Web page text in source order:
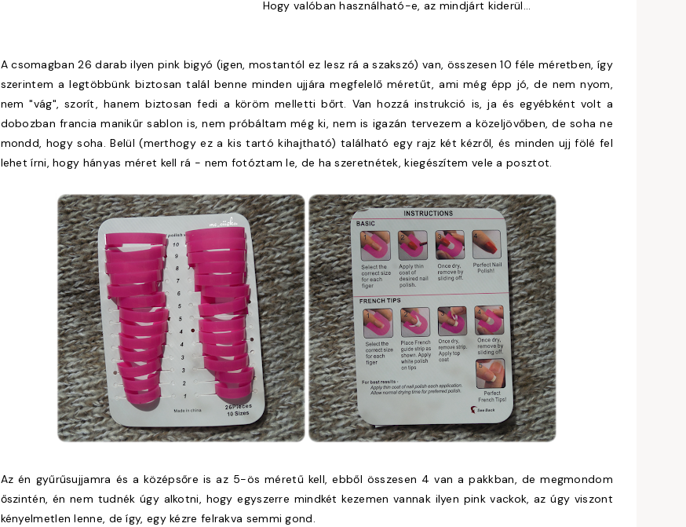
Hogy valóban használható-e, az mindjárt kiderül...
A csomagban 26 darab ilyen pink bigyó (igen, mostantól ez lesz rá a szakszó) van, összesen 10 féle méretben, így
szerintem a legtöbbünk biztosan talál benne minden ujjára megfelelő méretűt, ami még épp jó, de nem nyom,
nem "vág", szorít, hanem biztosan fedi a köröm melletti bőrt. Van hozzá instrukció is, ja és egyébként volt a
dobozban francia manikűr sablon is, nem próbáltam még ki, nem is igazán tervezem a közeljövőben, de soha ne
mondd, hogy soha. Belül (merthogy ez a kis tartó kihajtható) található egy rajz két kézről, és minden ujj fölé fel
lehet írni, hogy hányas méret kell rá - nem fotóztam le, de ha szeretnétek, kiegészítem vele a posztot.
Az én gyűrűsujjamra és a középsőre is az 5-ös méretű kell, ebből összesen 4 van a pakkban, de megmondom
őszintén, én nem tudnék úgy alkotni, hogy egyszerre mindkét kezemen vannak ilyen pink vackok, az úgy viszont
kényelmetlen lenne, de így, egy kézre felrakva semmi gond.